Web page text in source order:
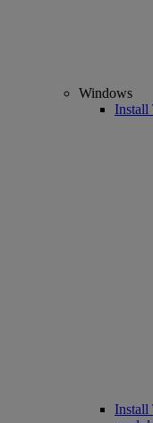
Windows
Install
Install